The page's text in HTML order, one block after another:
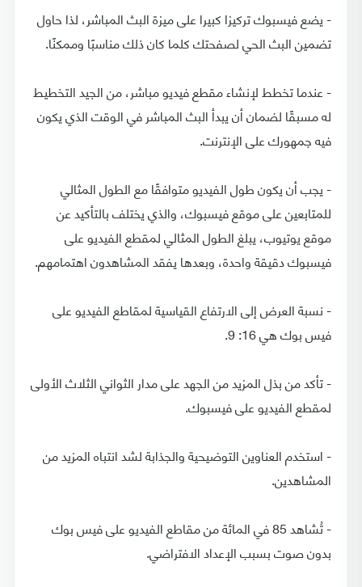
- يضع فيسبوك تركيزا كبيرا على ميزة البث المباشر، لذا حاول
تضمين البث الحي لصفحتك كلما كان ذلك مناسبًا وممكنًا.
- عندما تخطط لإنشاء مقطع فيديو مباشر، من الجيد التخطيط
له مسبقًا لضمان أن يبدأ البث المباشر في الوقت الذي يكون
فيه جمهورك على الإنترنت.
- يجب أن يكون طول الفيديو متوافقًا مع الطول المثالي
للمتابعين على موقع فيسبوك، والذي يختلف بالتأكيد عن
موقع يوتيوب، يبلغ الطول المثالي لمقطع الفيديو على
فيسبوك دقيقة واحدة، وبعدها يفقد المشاهدون اهتمامهم.
- نسبة العرض إلى الارتفاع القياسية لمقاطع الفيديو على
فيس بوك هي 16: 9.
- تأكد من بذل المزيد من الجهد على مدار الثواني الثلاث الأولى
لمقطع الفيديو على فيسبوك.
- استخدم العناوين التوضيحية والجذابة لشد انتباه المزيد من
المشاهدين.
- تُشاهد 85 في المائة من مقاطع الفيديو على فيس بوك
بدون صوت بسبب الإعداد الافتراضي.